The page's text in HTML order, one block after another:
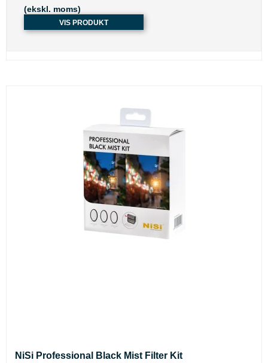
(ekskl. moms)
VIS PRODUKT
NiSi Professional Black Mist Filter Kit